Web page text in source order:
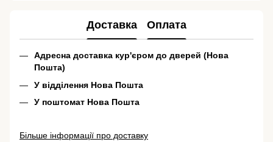
Доставка Оплата
Адресна доставка кур'єром до дверей (Нова
Пошта)
У відділення Нова Пошта
У поштомат Нова Пошта
Більше інформації про доставку